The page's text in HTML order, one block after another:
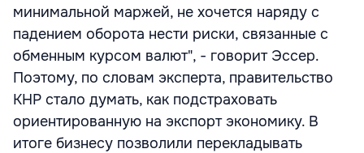
минимальной маржей, не хочется наряду с
падением оборота нести риски, связанные с
обменным курсом валют", - говорит Эссер.
Поэтому, по словам эксперта, правительство
КНР стало думать, как подстраховать
ориентированную на экспорт экономику. В
итоге бизнесу позволили перекладывать